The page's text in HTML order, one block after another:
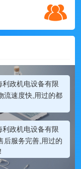
利政机电设备有限
流速度快,用过的都
利政机电设备有限
后服务完善,用过的